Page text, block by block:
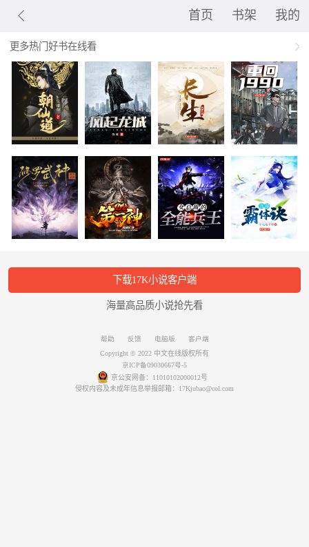
首页 书架 我的
更多热门好书在线看
下载17K小说客户端
海量高品质小说抢先看
帮助 反馈 电脑版
客户端
Copyright © 2022 中文在线版权所有
京ICP备09030667号-5
京公安网备：11010102000012号
侵权内容及未成年信息举报邮箱：17Kjubao@col.com